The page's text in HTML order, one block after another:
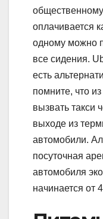
оплачивается
одному можно
все сидения.
есть
помните, что
вызвать такси
выходе из
автомобили.
посуточная
автомобиля
начинается от